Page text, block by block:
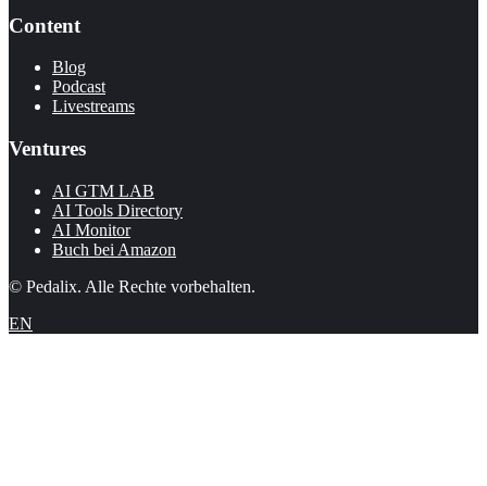
Content
Blog
Podcast
Livestreams
Ventures
AI GTM LAB
AI Tools Directory
AI Monitor
Buch bei Amazon
© Pedalix. Alle Rechte vorbehalten.
EN